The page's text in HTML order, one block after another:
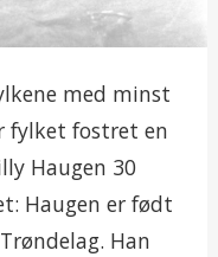
med minst
fylket fostret en
Haugen 30
Haugen er født
Han